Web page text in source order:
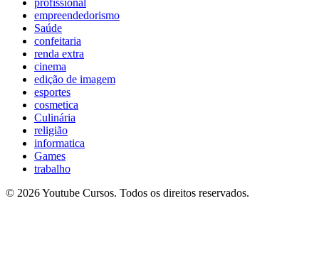
empreendedorismo
Saúde
confeitaria
renda extra
cinema
edição de imagem
esportes
cosmetica
Culinária
religião
informatica
Games
trabalho
© 2026 Youtube Cursos. Todos os direitos reservados.